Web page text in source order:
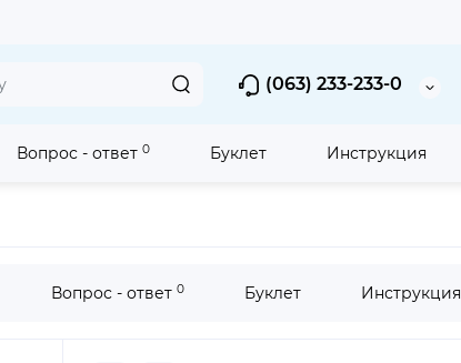
(063) 233-233-0
Вопрос - ответ 0 Буклет Инструкция
Вопрос - ответ 0 Буклет Инструкция